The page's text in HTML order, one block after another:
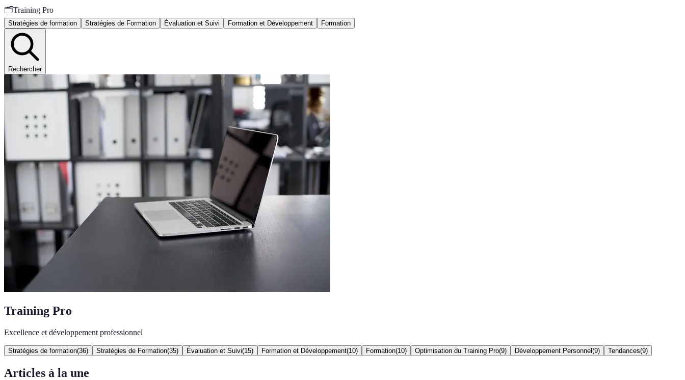
🗂️Training Pro
Stratégies de formation Stratégies de Formation Évaluation et Suivi Formation et Développement Formation
Rechercher
Training Pro
Excellence et développement professionnel
Stratégies de formation(36) Stratégies de Formation(35) Évaluation et Suivi(15) Formation et Développement(10) Formation(10) Optimisation du Training Pro(9) Développement Personnel (9) Tendances(9)
Articles à la une